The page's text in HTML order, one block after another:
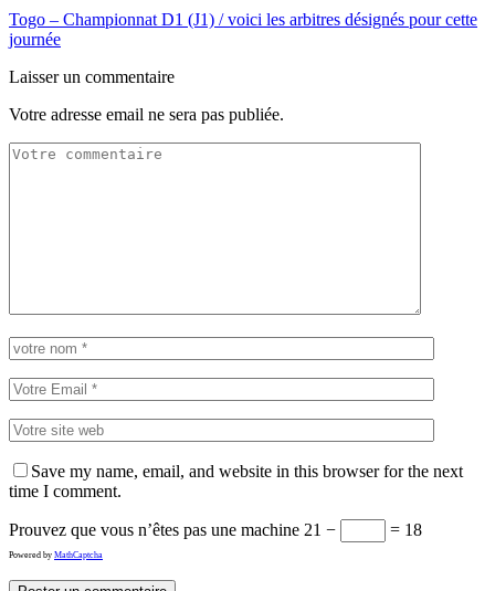
Togo – Championnat D1 (J1) / voici les arbitres désignés pour cette
journée
Laisser un commentaire
Votre adresse email ne sera pas publiée.
Save my name, email, and website in this browser for the next
time I comment.
Prouvez que vous n’êtes pas une machine 21 − = 18
Powered by MathCaptcha